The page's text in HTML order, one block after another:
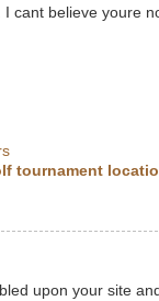
cant believe youre
tournament
upon your site and